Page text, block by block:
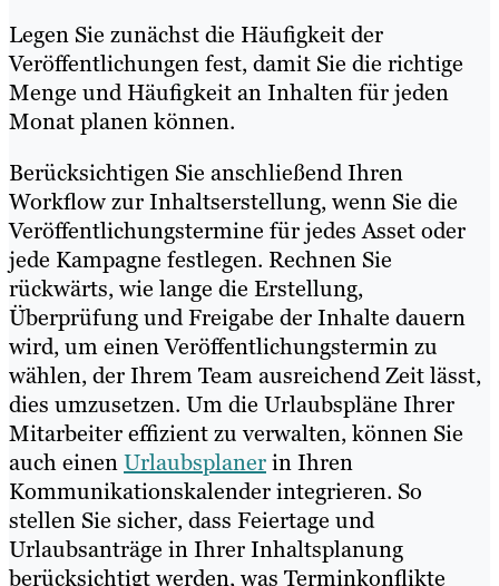
Legen Sie zunächst die Häufigkeit der
Veröffentlichungen fest, damit Sie die richtige
Menge und Häufigkeit an Inhalten für jeden
Monat planen können.
Berücksichtigen Sie anschließend Ihren
Workflow zur Inhaltserstellung, wenn Sie die
Veröffentlichungstermine für jedes Asset oder
jede Kampagne festlegen. Rechnen Sie
rückwärts, wie lange die Erstellung,
Überprüfung und Freigabe der Inhalte dauern
wird, um einen Veröffentlichungstermin zu
wählen, der Ihrem Team ausreichend Zeit lässt,
dies umzusetzen. Um die Urlaubspläne Ihrer
Mitarbeiter effizient zu verwalten, können Sie
auch einenUrlaubsplanerin Ihren
Kommunikationskalender integrieren. So
stellen Sie sicher, dass Feiertage und
Urlaubsanträge in Ihrer Inhaltsplanung
berücksichtigt werden, was Terminkonflikte